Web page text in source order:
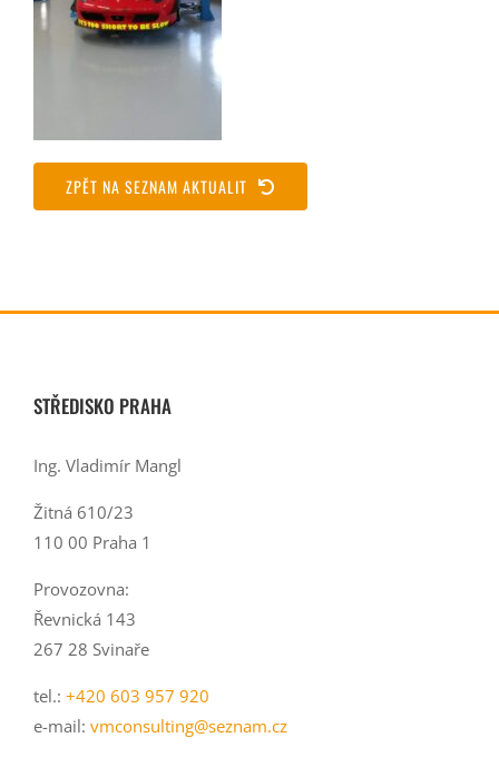
ZPĚT NA SEZNAM AKTUALIT
STŘEDISKO PRAHA
Ing. Vladimír Mangl
Žitná 610/23
110 00 Praha 1
Provozovna:
Řevnická 143
267 28 Svinaře
tel.: +420 603 957 920
e-mail: vmconsulting@seznam.cz